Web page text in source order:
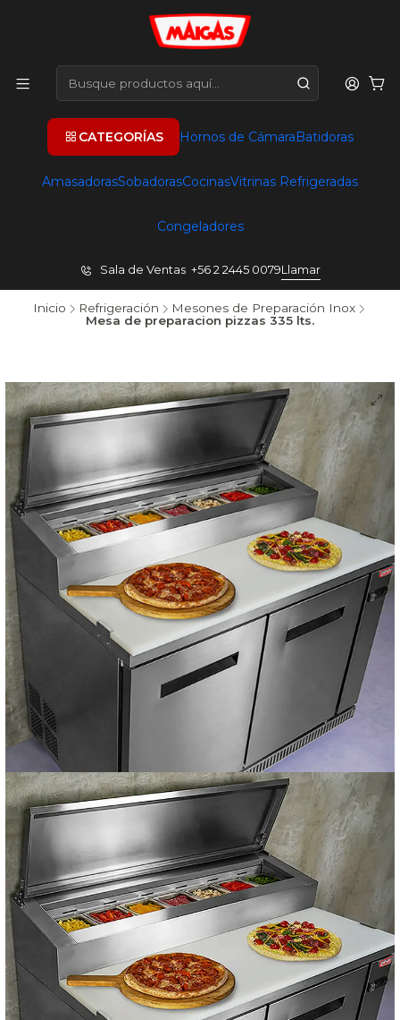
CATEGORÍAS Hornos de CámaraBatidoras
AmasadorasSobadorasCocinasVitrinas Refrigeradas
Congeladores
Sala de Ventas +56 2 2445 0079Llamar
Inicio Refrigeración
Mesones de Preparación Inox
Mesa de preparacion pizzas 335 lts.